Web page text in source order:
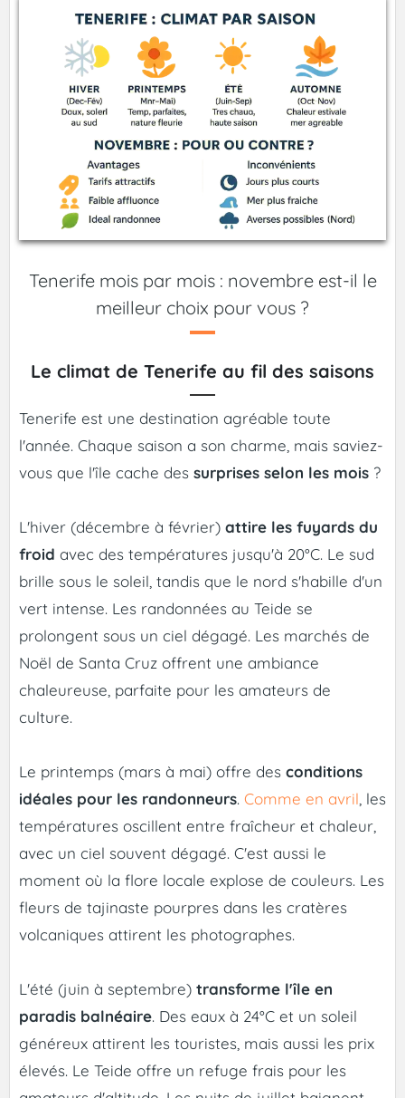
Tenerife mois par mois : novembre est-il le
meilleur choix pour vous ?
Le climat de Tenerife au fil des saisons
Tenerife est une destination agréable toute
l'année. Chaque saison a son charme, mais saviez-
vous que l'île cache des surprises selon les mois ?
L'hiver (décembre à février) attire les fuyards du
froid avec des températures jusqu'à 20°C. Le sud
brille sous le soleil, tandis que le nord s'habille d'un
vert intense. Les randonnées au Teide se
prolongent sous un ciel dégagé. Les marchés de
Noël de Santa Cruz offrent une ambiance
chaleureuse, parfaite pour les amateurs de
culture.
Le printemps (mars à mai) offre des conditions
idéales pour les randonneurs. Comme en avril , les
températures oscillent entre fraîcheur et chaleur,
avec un ciel souvent dégagé. C'est aussi le
moment où la flore locale explose de couleurs. Les
fleurs de tajinaste pourpres dans les cratères
volcaniques attirent les photographes.
L'été (juin à septembre) transforme l'île en
paradis balnéaire. Des eaux à 24°C et un soleil
généreux attirent les touristes, mais aussi les prix
élevés. Le Teide offre un refuge frais pour les